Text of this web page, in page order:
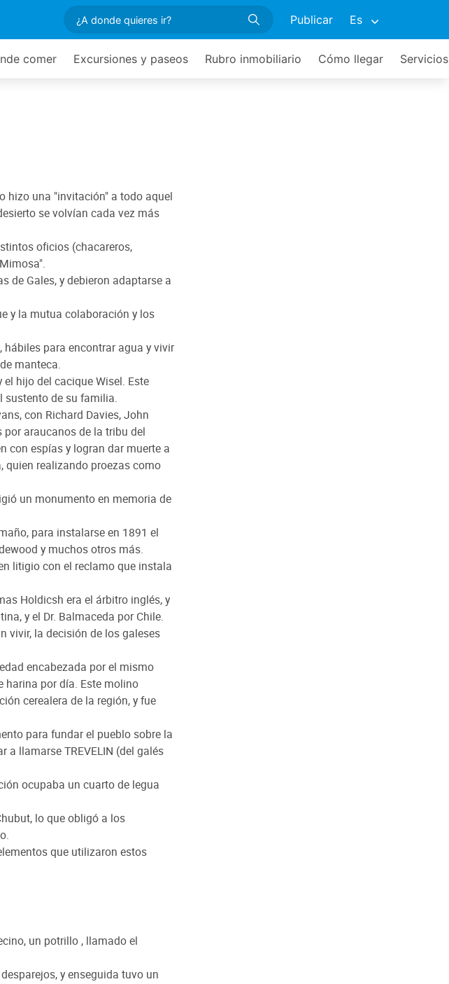
Publicar Es
comer Excursiones y paseos Rubro inmobiliario Cómo llegar
hizo una "invitación" a todo aquel
se volvían cada vez más
oficios (chacareros,
de Gales, y debieron adaptarse a
y la mutua colaboración y los
para encontrar agua y vivir
manteca.
hijo del cacique Wisel. Este
sustento de su familia.
con Richard Davies, John
por araucanos de la tribu del
con espías y logran dar muerte a
quien realizando proezas como
un monumento en memoria de
para instalarse en 1891 el
y muchos otros más.
litigio con el reclamo que instala
Holdicsh era el árbitro inglés, y
y el Dr. Balmaceda por Chile.
vivir, la decisión de los galeses
encabezada por el mismo
harina por día. Este molino
cerealera de la región, y fue
para fundar el pueblo sobre la
a llamarse TREVELIN (del galés
ocupaba un cuarto de legua
lo que obligó a los
que utilizaron estos
un potrillo , llamado el
y enseguida tuvo un